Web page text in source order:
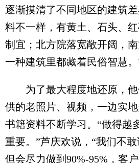
逐渐摸清了不同地区的建筑
料不一样，有黄土、石头、
制宜；北方院落宽敞开阔，
一种建筑里都藏着民俗智慧。
为了最大程度地还原，他
供的老照片、视频，一边实
书籍资料不断学习。“做得越
重要。”芦庆欢说，“我们不敢
但会尽力做到90%-95%，客